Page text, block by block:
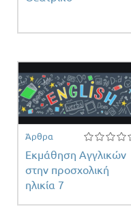
Άρθρα
Εκμάθηση Αγγλικών
στην προσχολική
ηλικία 7